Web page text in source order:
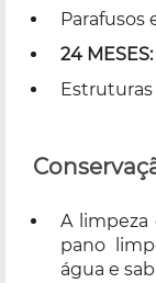
Parafusos
24 MESES:
A limpeza
pano
água e